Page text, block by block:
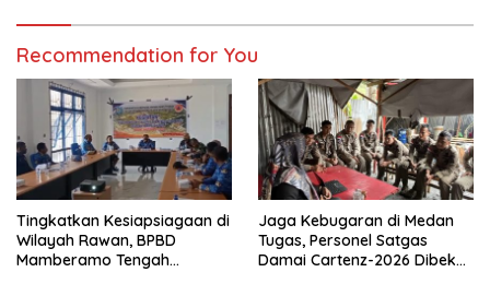
Recommendation for You
Tingkatkan Kesiapsiagaan di
Wilayah Rawan, BPBD
Mamberamo Tengah
Jaga Kebugaran di Medan
Tugas, Personel Satgas
Damai Cartenz-2026 Dibekali